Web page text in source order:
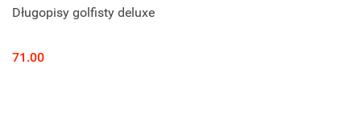
Długopisy golfisty deluxe
71.00